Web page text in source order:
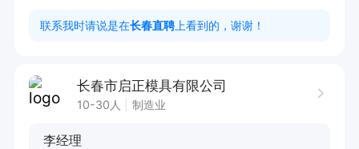
工作时间
联系我时请说是在长春直聘 上看到的，谢谢！
长春市启正模具有限公司
10-30人 制造业
李经理